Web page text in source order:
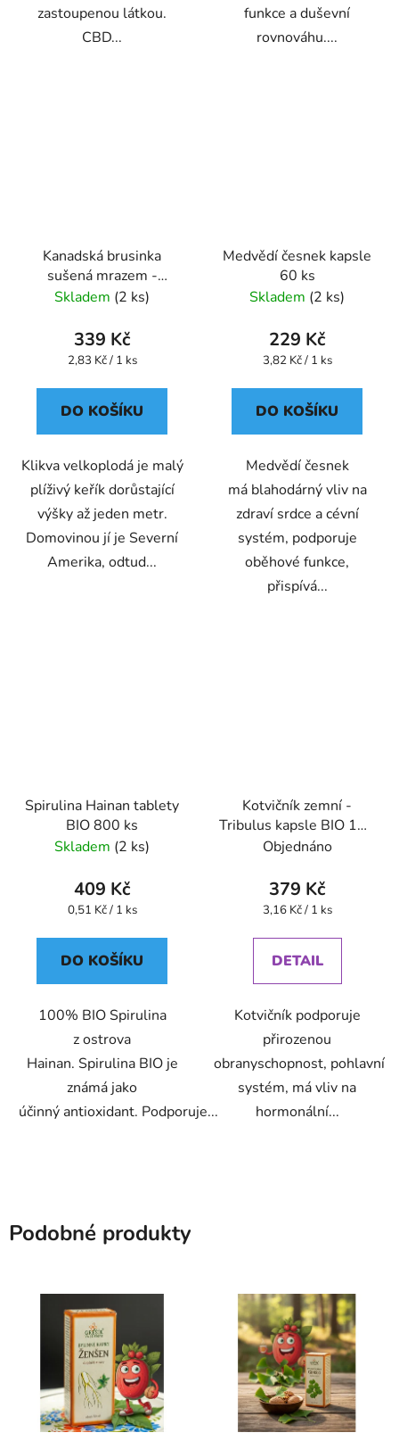
zastoupenou látkou.
CBD...
funkce a duševní
rovnováhu....
Kanadská brusinka
sušená mrazem -
lyofilizovaná kapsle 120
Skladem (2 ks)
339 Kč
Měrná
2,83 Kč / 1 ks
DO KOŠÍKU
Klikva velkoplodá je malý
plíživý keřík dorůstající
výšky až jeden metr.
Domovinou jí je Severní
Amerika, odtud...
Medvědí česnek kapsle
60 ks
Skladem (2 ks)
229 Kč
Měrná
3,82 Kč / 1 ks
DO KOŠÍKU
Medvědí česnek
má blahodárný vliv na
zdraví srdce a cévní
systém, podporuje
oběhové funkce,
přispívá...
Spirulina Hainan tablety
BIO 800 ks
Skladem (2 ks)
409 Kč
Měrná
0,51 Kč / 1 ks
DO KOŠÍKU
100% BIO Spirulina
z ostrova
Hainan. Spirulina BIO je
známá jako
účinný antioxidant. Podporuje...
Kotvičník zemní -
Tribulus kapsle BIO 120
ks
Objednáno
379 Kč
Měrná
3,16 Kč / 1 ks
DETAIL
Kotvičník podporuje
přirozenou
obranyschopnost, pohlavní
systém, má vliv na
hormonální...
Podobné produkty